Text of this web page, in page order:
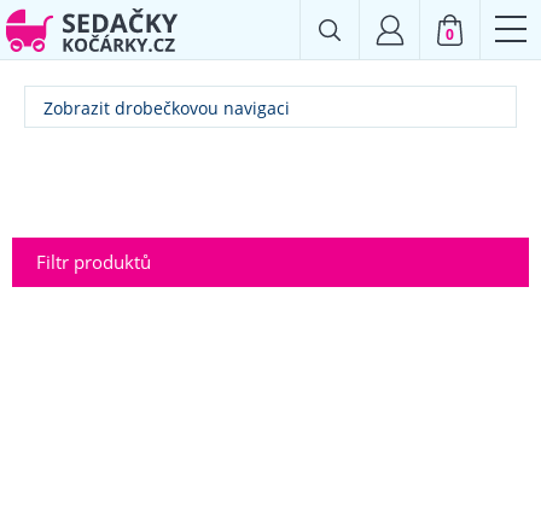
0
Zobrazit drobečkovou navigaci
Filtr produktů